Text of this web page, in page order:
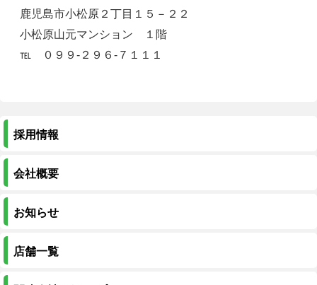
鹿児島市小松原２丁目１５－２２
小松原山元マンション １階
℡ ０９９‐２９６‐７１１１
採用情報
会社概要
お知らせ
店舗一覧